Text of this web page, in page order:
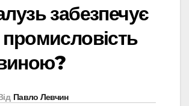
забезпечує
промисловість
Павло Левчин